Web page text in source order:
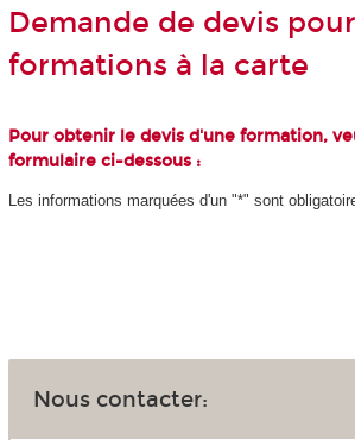
Demande de devis
formations à la carte
Pour obtenir le devis d'une formation,
formulaire ci-dessous :
Les informations marquées d'un "*" sont
Nous contacter: